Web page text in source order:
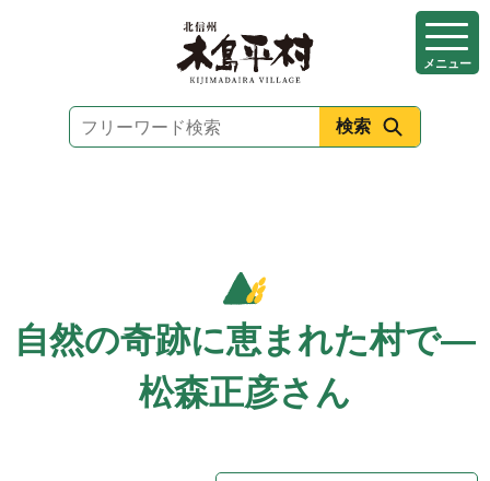
メニュー
自然の奇跡に恵まれた村で―
松森正彦さん